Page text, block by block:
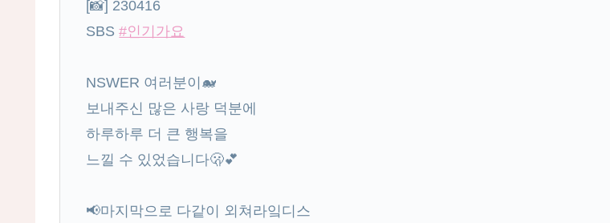
[📸] 230416
SBS#인기가요
NSWER 여러분이🐋
보내주신 많은 사랑 덕분에
하루하루 더 큰 행복을
느낄 수 있었습니다🫢💕
📢마지막으로 다같이 외쳐라잌디스